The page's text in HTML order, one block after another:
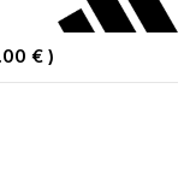
€ )